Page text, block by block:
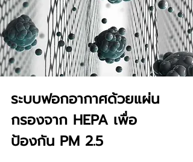
ระบบฟอกอากาศด้วยแผ่น
กรองจาก HEPA เพื่อ
ป้องกัน PM 2.5